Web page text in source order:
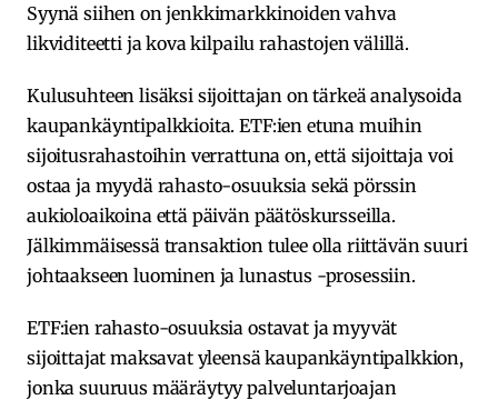
Syynä siihen on jenkkimarkkinoiden vahva
likviditeetti ja kova kilpailu rahastojen välillä.
Kulusuhteen lisäksi sijoittajan on tärkeä analysoida
kaupankäyntipalkkioita. ETF:ien etuna muihin
sijoitusrahastoihin verrattuna on, että sijoittaja voi
ostaa ja myydä rahasto-osuuksia sekä pörssin
aukioloaikoina että päivän päätöskursseilla.
Jälkimmäisessä transaktion tulee olla riittävän suuri
johtaakseen luominen ja lunastus -prosessiin.
ETF:ien rahasto-osuuksia ostavat ja myyvät
sijoittajat maksavat yleensä kaupankäyntipalkkion,
jonka suuruus määräytyy palveluntarjoajan